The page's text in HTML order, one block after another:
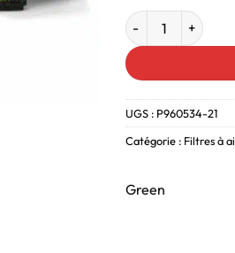
UGS : P960534-21
Catégorie : Filtres à
Green